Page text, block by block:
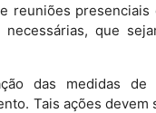
reuniões
que
das medidas de
Tais ações devem